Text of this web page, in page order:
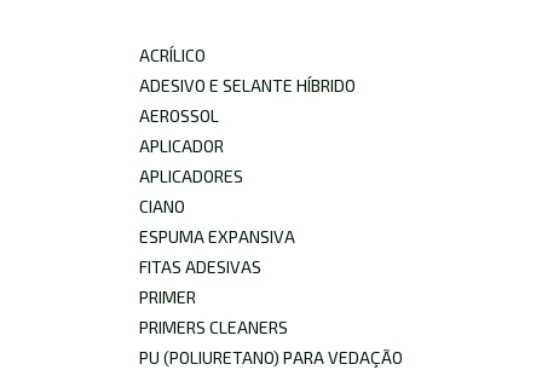
ACRÍLICO
ADESIVO E SELANTE HÍBRIDO
AEROSSOL
APLICADOR
APLICADORES
CIANO
ESPUMA EXPANSIVA
FITAS ADESIVAS
PRIMER
PRIMERS CLEANERS
PU (POLIURETANO) PARA VEDAÇÃO